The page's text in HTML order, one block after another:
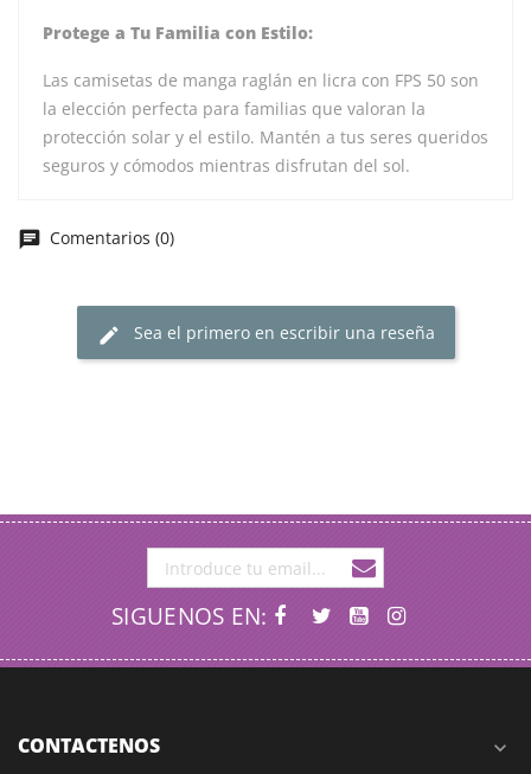
Protege a Tu Familia con Estilo:
Las camisetas de manga raglán en licra con FPS 50 son
la elección perfecta para familias que valoran la
protección solar y el estilo. Mantén a tus seres queridos
seguros y cómodos mientras disfrutan del sol.
Comentarios (0)
Sea el primero en escribir una reseña
SIGUENOS EN:
CONTACTENOS expand_more